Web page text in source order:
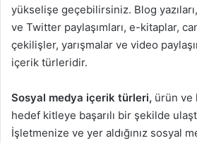
yükselişe geçebilirsiniz. Blog
ve Twitter paylaşımları, e-kitaplar,
çekilişler, yarışmalar ve video
içerik türleridir.
Sosyal medya içerik türleri, ürün ve
hedef kitleye başarılı bir şekilde
İşletmenize ve yer aldığınız sosyal